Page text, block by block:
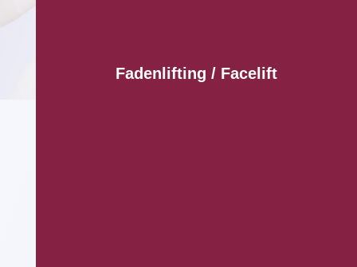
Fadenlifting / Facelift